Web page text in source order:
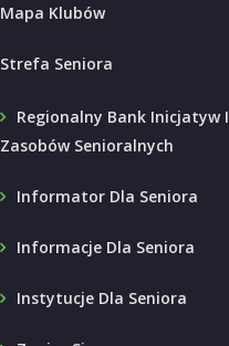
Mapa Klubów
Strefa Seniora
Regionalny Bank Inicjatyw I
Zasobów Senioralnych
Informator Dla Seniora
Informacje Dla Seniora
Instytucje Dla Seniora